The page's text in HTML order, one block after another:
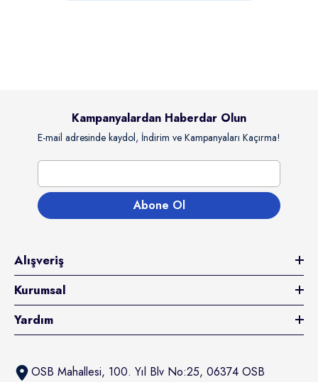
Kampanyalardan Haberdar Olun
E-mail adresinde kaydol, İndirim ve Kampanyaları Kaçırma!
Abone Ol
Alışveriş
Kurumsal
Yardım
OSB Mahallesi, 100. Yıl Blv No:25, 06374 OSB